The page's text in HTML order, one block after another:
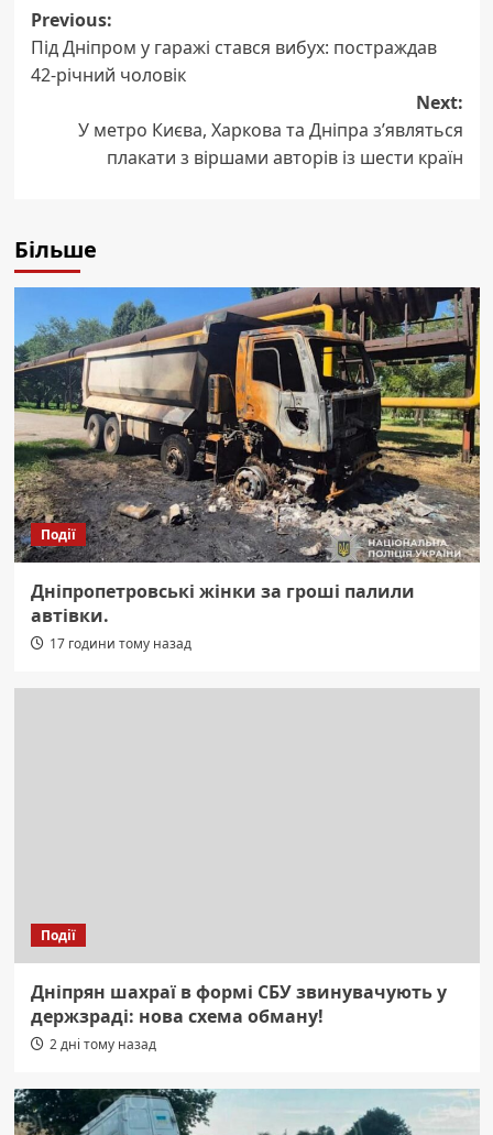
Post
navigation
Previous:
Під Дніпром у гаражі стався вибух: постраждав
42-річний чоловік
Next:
У метро Києва, Харкова та Дніпра з’являться
плакати з віршами авторів із шести країн
Більше
Події
Дніпропетровські жінки за гроші палили
автівки.
17 години тому назад
Події
Дніпрян шахраї в формі СБУ звинувачують у
держзраді: нова схема обману!
2 дні тому назад